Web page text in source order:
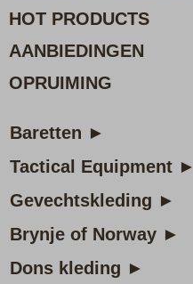
HOT PRODUCTS
AANBIEDINGEN
OPRUIMING
Baretten ►
Tactical Equipment ►
Gevechtskleding ►
Brynje of Norway ►
Dons kleding ►